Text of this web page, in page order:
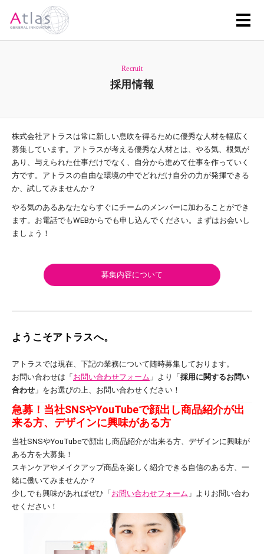
Recruit
採用情報
株式会社アトラスは常に新しい息吹を得るために優秀な人材を幅広く
募集しています。アトラスが考える優秀な人材とは、やる気、根気が
あり、与えられた仕事だけでなく、自分から進めて仕事を作っていく
方です。アトラスの自由な環境の中でどれだけ自分の力が発揮できる
か、試してみませんか？
やる気のあるあなたならすぐにチームのメンバーに加わることができ
ます。お電話でもWEBからでも申し込んでください。まずはお会いし
ましょう！
募集内容について
ようこそアトラスへ。
アトラスでは現在、下記の業務について随時募集しております。
お問い合わせは「 お問い合わせフォーム 」より「 採用に関するお問い
合わせ 」をお選びの上、お問い合わせください！
急募！当社SNSやYouTubeで顔出し商品紹介が出
来る方、デザインに興味がある方
当社SNSやYouTubeで顔出し商品紹介が出来る方、デザインに興味が
ある方を大募集！
スキンケアやメイクアップ商品を楽しく紹介できる自信のある方、一
緒に働いてみませんか？
少しでも興味があればぜひ「 お問い合わせフォーム 」よりお問い合わ
せください！